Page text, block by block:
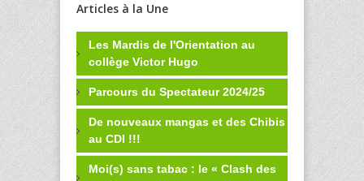
Articles à la Une
Les Mardis de l'Orientation au
collège Victor Hugo
Parcours du Spectateur 2024/25
De nouveaux mangas et des Chibis
au CDI !!!
Moi(s) sans tabac : le « Clash des